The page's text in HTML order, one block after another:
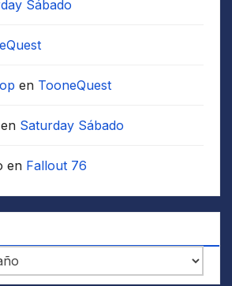
Sábado
en TooneQuest
en Saturday Sábado
en Fallout 76